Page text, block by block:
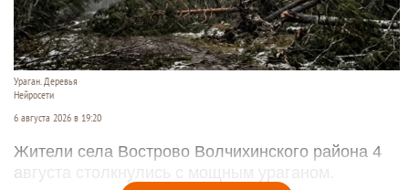
Ураган. Деревья
Нейросети
6 августа 2026 в 19:20
Жители села Вострово Волчихинского района 4
августа столкнулись с мощным ураганом.